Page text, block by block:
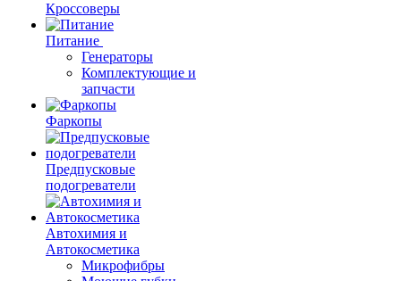
Кроссоверы
Питание
Генераторы
Комплектующие и
запчасти
Фаркопы
Предпусковые
подогреватели
Автохимия и
Автокосметика
Микрофибры